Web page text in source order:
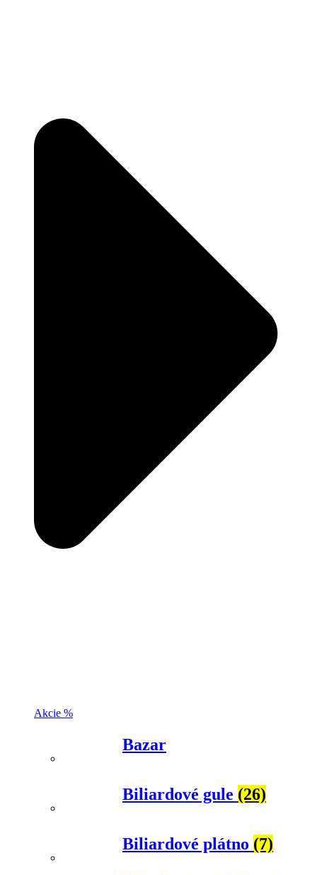
Akcie %
Bazar
Biliardové gule (26)
Biliardové plátno (7)